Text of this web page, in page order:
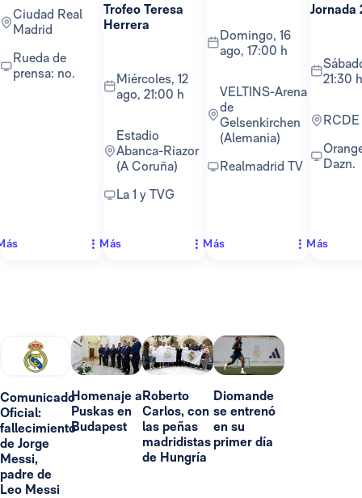
Ciudad Real
Madrid
Rueda de
prensa: no.
Trofeo Teresa
Herrera
miércoles, 12
ago, 21:00 h
Estadio
Abanca-Riazor
(A Coruña)
La 1 y TVG
Más
domingo, 16
ago, 17:00 h
VELTINS-Arena
de
Gelsenkirchen
(Alemania)
Realmadrid TV
Más
Jornada
sábado, 22 ago,
21:30 h
Orange TV y
Dazn.
Más
Comunicado
Oficial:
fallecimiento
de Jorge
Messi,
padre de
Leo Messi
Homenaje a
Puskas en
Budapest
Roberto
Carlos, con
las peñas
madridistas
de Hungría
Diomande
se entrenó
en su
primer día